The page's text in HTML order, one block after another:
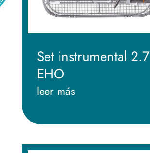
Set instrumental 2.7
EHO
leer más